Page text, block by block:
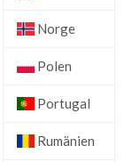
Norge
Polen
Portugal
Rumänien